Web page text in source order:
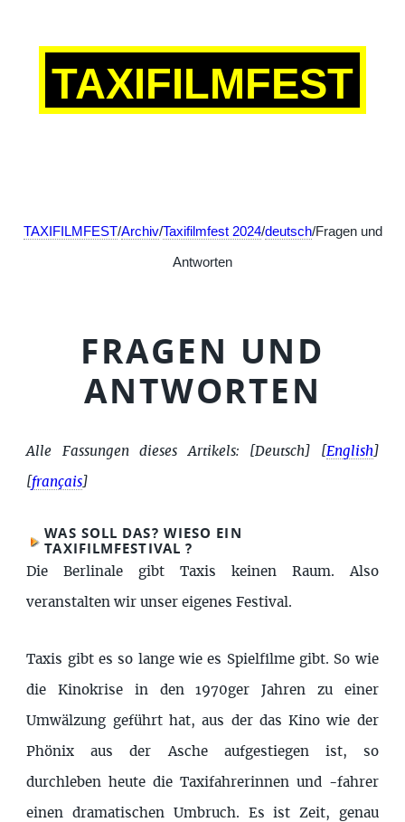
TAXIFILMFEST
TAXIFILMFEST/Archiv/Taxifilmfest 2024/deutsch/Fragen und
Antworten
FRAGEN UND
ANTWORTEN
Alle Fassungen dieses Artikels: [Deutsch] [English]
[ français]
WAS SOLL DAS? WIESO EIN
TAXIFILMFESTIVAL ?
Die Berlinale gibt Taxis keinen Raum. Also
veranstalten wir unser eigenes Festival.
Taxis gibt es so lange wie es Spielfilme gibt. So wie
die Kinokrise in den 1970ger Jahren zu einer
Umwälzung geführt hat, aus der das Kino wie der
Phönix aus der Asche aufgestiegen ist, so
durchleben heute die Taxifahrerinnen und -fahrer
einen dramatischen Umbruch. Es ist Zeit, genau